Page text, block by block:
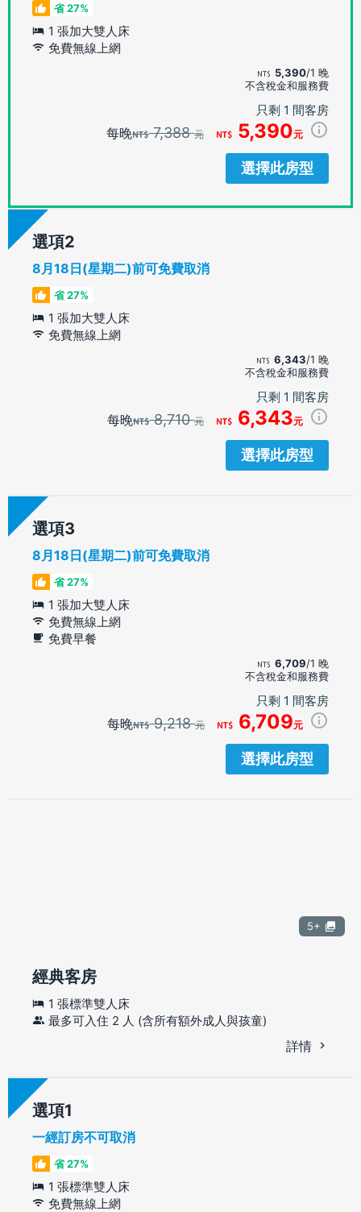
省 27%
1 張加大雙人床
免費無線上網
5,390/1 晚
不含稅金和服務費
只剩 1 間客房
每晚 7,388元 5,390元
選擇此房型
選項
8月18日(星期二)前可免費取消
省 27%
1 張加大雙人床
免費無線上網
6,343/1 晚
不含稅金和服務費
只剩 1 間客房
每晚 8,710元 6,343元
選擇此房型
選項
8月18日(星期二)前可免費取消
省 27%
1 張加大雙人床
免費無線上網
免費早餐
6,709/1 晚
不含稅金和服務費
只剩 1 間客房
每晚 9,218元 6,709元
選擇此房型
5+
經典客房
1 張標準雙人床
最多可入住 2 人 (含所有額外成人與孩童)
詳情
選項
一經訂房不可取消
省 27%
1 張標準雙人床
免費無線上網